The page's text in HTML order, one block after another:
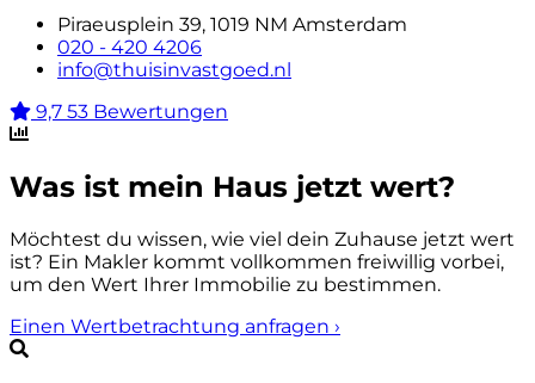
Piraeusplein 39, 1019 NM Amsterdam
020 - 420 4206
info@thuisinvastgoed.nl
9,7 53 Bewertungen
Was ist mein Haus jetzt wert?
Möchtest du wissen, wie viel dein Zuhause jetzt wert
ist? Ein Makler kommt vollkommen freiwillig vorbei,
um den Wert Ihrer Immobilie zu bestimmen.
Einen Wertbetrachtung anfragen ›